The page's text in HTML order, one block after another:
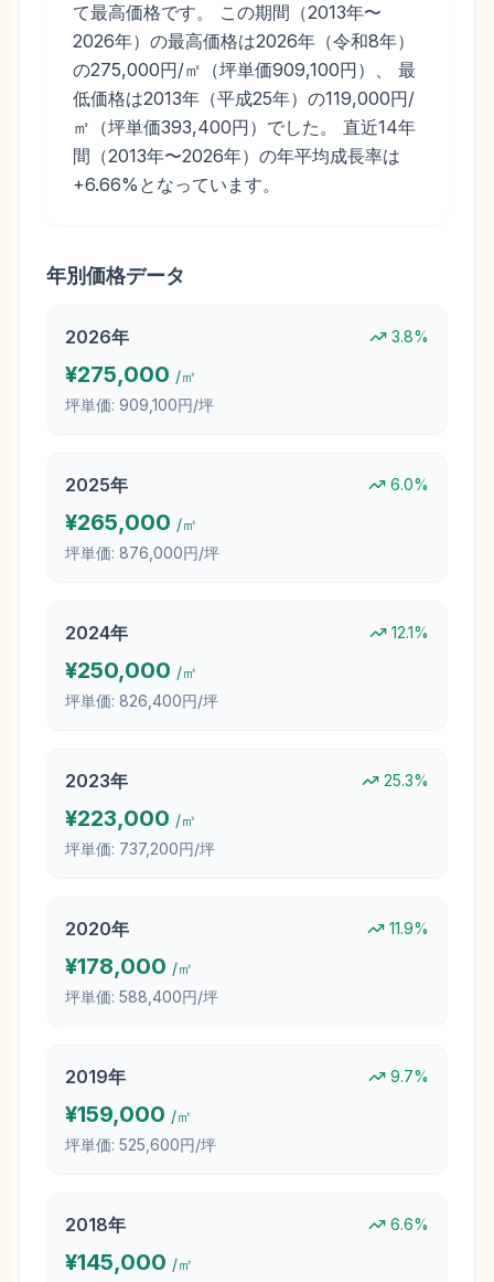
て最高価格です。 この期間（2013年〜
2026年）の最高価格は2026年（令和8年）
の275,000円/㎡（坪単価909,100円）、 最
低価格は2013年（平成25年）の119,000円/
㎡（坪単価393,400円）でした。 直近14年
間（2013年〜2026年）の年平均成長率は
+6.66%となっています。
年別価格データ
2026年 3.8%
¥275,000 /㎡
坪単価: 909,100円/坪
2025年 6.0%
¥265,000 /㎡
坪単価: 876,000円/坪
2024年 12.1%
¥250,000 /㎡
坪単価: 826,400円/坪
2023年 25.3%
¥223,000 /㎡
坪単価: 737,200円/坪
2020年 11.9%
¥178,000 /㎡
坪単価: 588,400円/坪
2019年 9.7%
¥159,000 /㎡
坪単価: 525,600円/坪
2018年 6.6%
¥145,000 /㎡